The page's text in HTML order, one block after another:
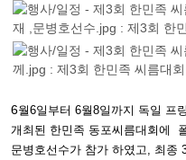
6월6일부터 6월8일까지 독일 프
개최된 한민족 동포씨름대회에
문병호선수가 참가 하였고, 최종